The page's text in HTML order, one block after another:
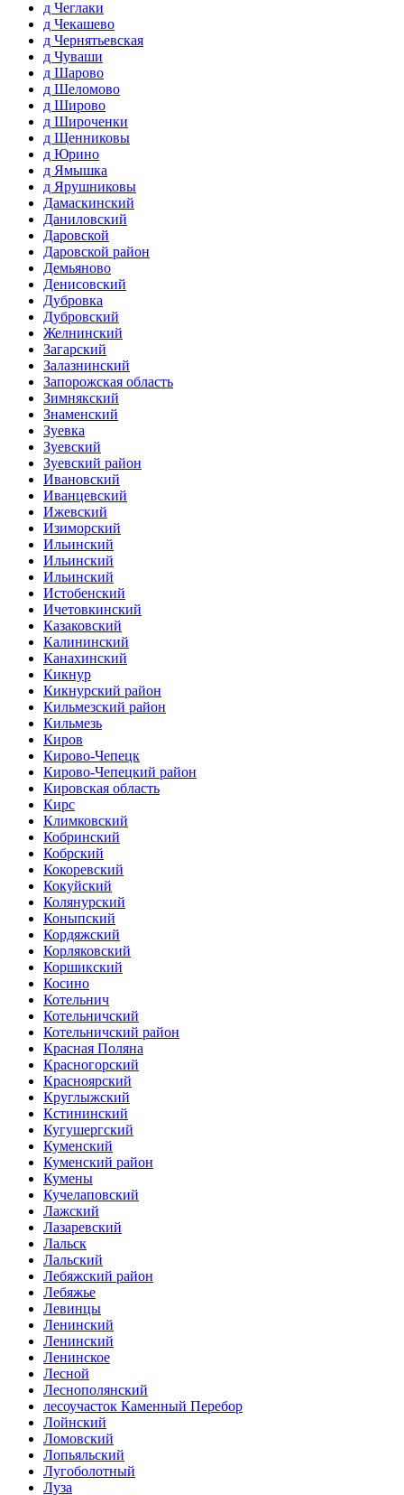
д Чеглаки
д Чекашево
д Чернятьевская
д Чуваши
д Шарово
д Шеломово
д Широво
д Широченки
д Щенниковы
д Юрино
д Ямышка
д Ярушниковы
Дамаскинский
Даниловский
Даровской
Даровской район
Демьяново
Денисовский
Дубровка
Дубровский
Желнинский
Загарский
Залазнинский
Запорожская область
Зимнякский
Знаменский
Зуевка
Зуевский
Зуевский район
Ивановский
Иванцевский
Ижевский
Изиморский
Ильинский
Ильинский
Ильинский
Истобенский
Ичетовкинский
Казаковский
Калининский
Канахинский
Кикнур
Кикнурский район
Кильмезский район
Кильмезь
Киров
Кирово-Чепецк
Кирово-Чепецкий район
Кировская область
Кирс
Климковский
Кобринский
Кобрский
Кокоревский
Кокуйский
Колянурский
Коныпский
Кордяжский
Корляковский
Коршикский
Косино
Котельнич
Котельничский
Котельничский район
Красная Поляна
Красногорский
Красноярский
Круглыжский
Кстининский
Кугушергский
Куменский
Куменский район
Кумены
Кучелаповский
Лажский
Лазаревский
Лальск
Лальский
Лебяжский район
Лебяжье
Левинцы
Ленинский
Ленинский
Ленинское
Лесной
Леснополянский
лесоучасток Каменный Перебор
Лойнский
Ломовский
Лопьяльский
Лугоболотный
Луза